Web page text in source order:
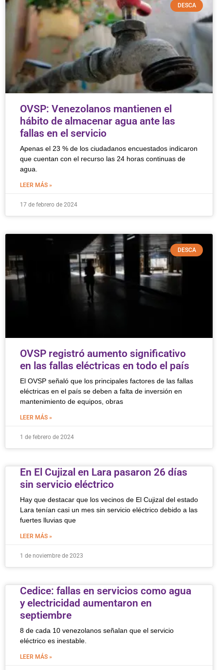
DESCA
OVSP: Venezolanos mantienen el
hábito de almacenar agua ante las
fallas en el servicio
Apenas el 23 % de los ciudadanos encuestados indicaron
que cuentan con el recurso las 24 horas continuas de
agua.
LEER MÁS »
17 de febrero de 2024
DESCA
OVSP registró aumento significativo
en las fallas eléctricas en todo el país
El OVSP señaló que los principales factores de las fallas
eléctricas en el país se deben a falta de inversión en
mantenimiento de equipos, obras
LEER MÁS »
1 de febrero de 2024
En El Cujizal en Lara pasaron 26 días
sin servicio eléctrico
Hay que destacar que los vecinos de El Cujizal del estado
Lara tenían casi un mes sin servicio eléctrico debido a las
fuertes lluvias que
LEER MÁS »
1 de noviembre de 2023
Cedice: fallas en servicios como agua
y electricidad aumentaron en
septiembre
8 de cada 10 venezolanos señalan que el servicio
eléctrico es inestable.
LEER MÁS »